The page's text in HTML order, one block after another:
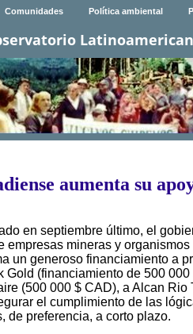
Comunidades Política ambiental
aumenta su
en septiembre último, el
empresas mineras y
un generoso financiamiento a
(financiamiento de 500
(500 000 $ CAD), a Alcan Rio
el cumplimiento de las
de preferencia, a corto plazo.